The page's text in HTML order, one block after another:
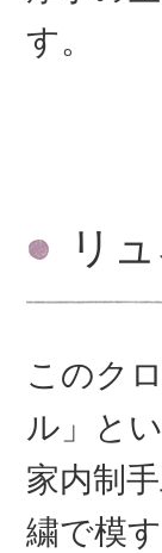
す。
リ
このク
ル」と
家内制
繍で模